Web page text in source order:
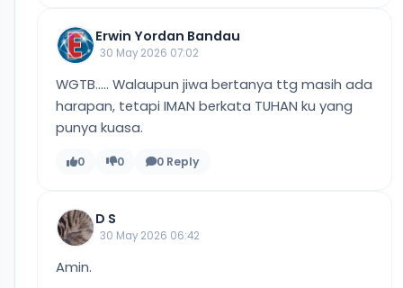
Erwin Yordan Bandau
30 May 2026 07:02
WGTB..... Walaupun jiwa bertanya ttg masih ada
harapan, tetapi IMAN berkata TUHAN ku yang
punya kuasa.
0 0 0 Reply
D S
30 May 2026 06:42
Amin.